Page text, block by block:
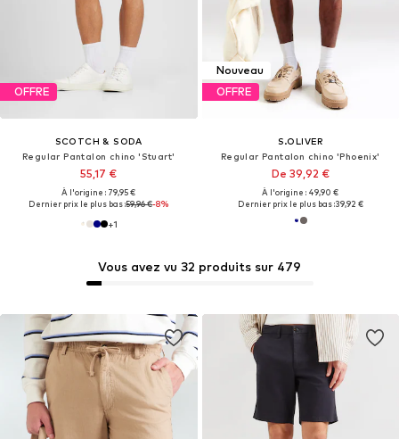
OFFRE
SCOTCH & SODA
Regular Pantalon chino 'Stuart'
55,17 €
À l'origine : 79,95 €
Dernier prix le plus bas :59,96 €-8%
+1
Nouveau
OFFRE
S.OLIVER
Regular Pantalon chino 'Phoenix'
De 39,92 €
À l'origine : 49,90 €
Dernier prix le plus bas :39,92 €
Vous avez vu 32 produits sur 479